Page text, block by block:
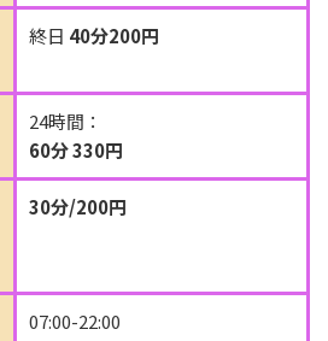
終日 40分200円
24時間：
60分 330円
30分/200円
07:00-22:00